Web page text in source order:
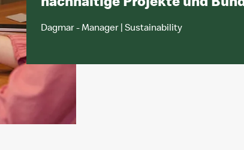
Dagmar - Manager | Sustainability